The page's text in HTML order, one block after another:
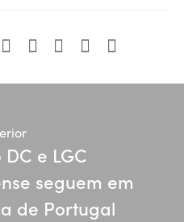
e LGC
seguem em
de Portugal